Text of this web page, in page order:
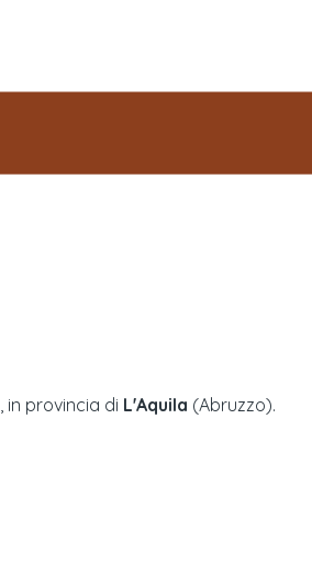
, in provincia di L'Aquila (Abruzzo).